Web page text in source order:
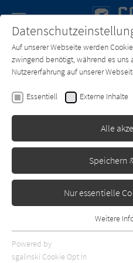
SUCHE Forum
Paolo Bacilieri
Standard
nur rezensierte Titel
Auf unserer Webseite werden
zwingend benötigt, während es uns
Nutzererfahrung auf unserer
Essentiell Externe Inhalte
Alle
Speichern
Nur essentielle
Essentielle Cookies werden für
Webseite benötigt. Dadurch ist
Weitere
Powered by
sgalinski Cookie Opt In